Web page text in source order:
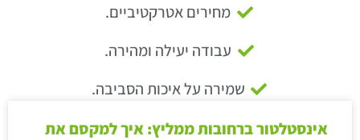
מחירים אטרקטיביים.
עבודה יעילה ומהירה.
שמירה על איכות הסביבה.
אינסטלטור ברחובות ממליץ: איך למקסם את